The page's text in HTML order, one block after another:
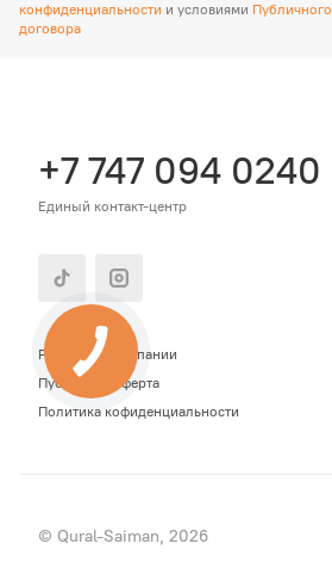
конфиденциальности и условиями Публичного
договора
+7 747 094 0240
Единый контакт-центр
Реквизиты компании
Публичная оферта
Политика кофиденциальности
© Qural-Saiman, 2026